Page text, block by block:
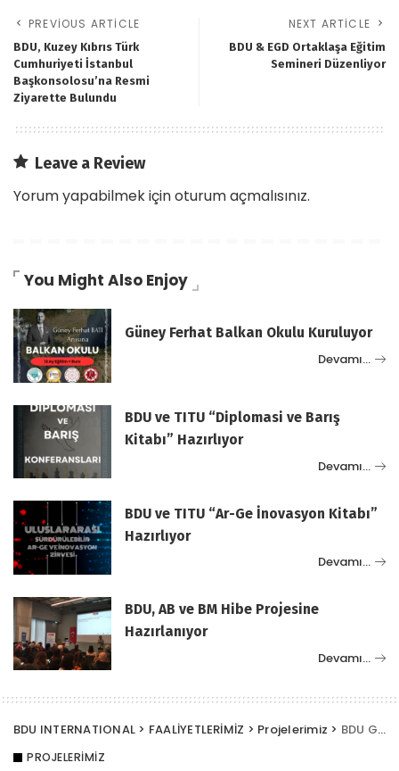
PREVIOUS ARTICLE
BDU, Kuzey Kıbrıs Türk
Cumhuriyeti İstanbul
Başkonsolosu’na Resmi
Ziyarette Bulundu
NEXT ARTICLE
BDU & EGD Ortaklaşa Eğitim
Semineri Düzenliyor
Leave a Review
Yorum yapabilmek içinoturum açmalısınız.
You Might Also Enjoy
Güney Ferhat Balkan Okulu Kuruluyor
Devamı…
BDU ve TITU “Diplomasi ve Barış
Kitabı” Hazırlıyor
Devamı…
BDU ve TITU “Ar-Ge İnovasyon Kitabı”
Hazırlıyor
Devamı…
BDU, AB ve BM Hibe Projesine
Hazırlanıyor
Devamı…
BDU INTERNATIONAL > FAALİYETLERİMİZ > Projelerimiz > BDU Gençlik Kulübü Gençleri Bekliyor
PROJELERIMIZ